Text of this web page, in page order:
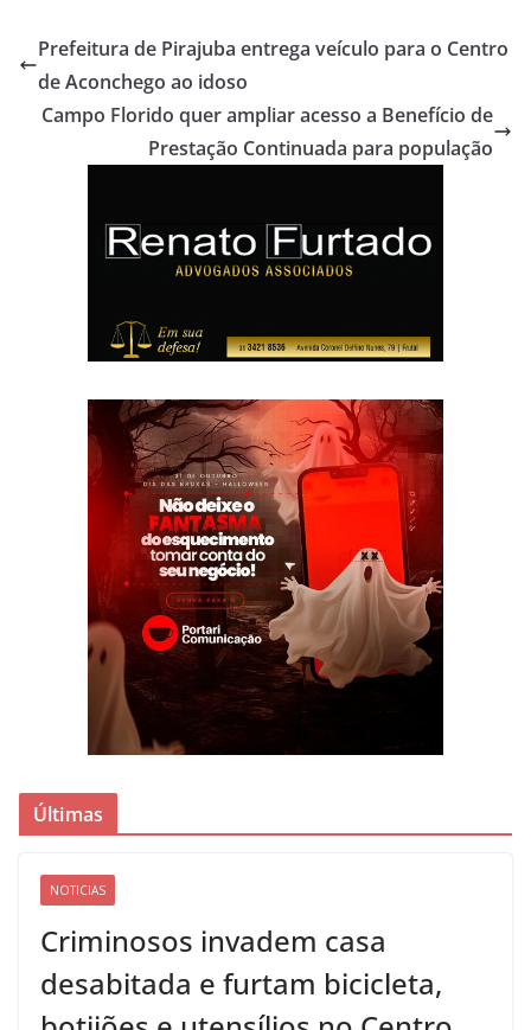
Prefeitura de Pirajuba entrega veículo para o Centro
de Aconchego ao idoso
Campo Florido quer ampliar acesso a Benefício de
Prestação Continuada para população
Últimas
NOTICIAS
Criminosos invadem casa
desabitada e furtam bicicleta,